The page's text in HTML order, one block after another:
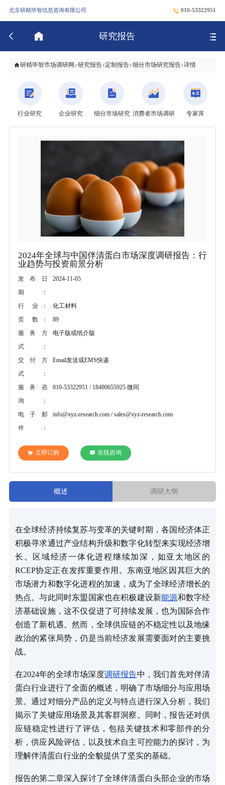
北京研精毕智信息咨询有限公司 010-53322951
研究报告
研精毕智市场调研网 研究报告 定制报告 细分市场研究报告 详情
行业研究 企业研究 细分市场研究 消费者市场调研 专家库
2024年全球与中国伴清蛋白市场深度调研报告：行
业趋势与投资前景分析
发布日
期：
2024-11-05
行 业：
化工材料
页 数：
89
服务方
式：
电子版或纸介版
交付方
式：
Email发送或EMS快递
服务咨
询：
010-53322951 / 18480655925 微同
电子邮
件：
info@xyz-research.com / sales@xyz-research.com
立即订购 在线咨询
概述 调研大纲
在全球经济持续复苏与变革的关键时期，各国经济体正
积极寻求通过产业结构升级和数字化转型来实现经济增
长。区域经济一体化进程继续加深，如亚太地区的
RCEP协定正在发挥重要作用。东南亚地区因其巨大的
市场潜力和数字化进程的加速，成为了全球经济增长的
热点。与此同时东盟国家也在积极建设新能源和数字经
济基础设施，这不仅促进了可持续发展，也为国际合作
创造了新机遇。然而，全球供应链的不稳定性以及地缘
政治的紧张局势，仍是当前经济发展需要面对的主要挑
战。
在2024年的全球市场深度调研报告中，我们首先对伴清
蛋白行业进行了全面的概述，明确了市场细分与应用场
景。通过对细分产品的定义与特点进行深入分析，我们
揭示了关键应用场景及其客群洞察。同时，报告还对供
应链稳定性进行了评估，包括关键技术和零部件的分
析，供应风险评估，以及技术自主可控能力的探讨，为
理解伴清蛋白行业的全貌提供了坚实的基础。
报告的第二章深入探讨了全球伴清蛋白头部企业的市场